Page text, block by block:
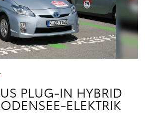
PLUG-IN HYBRID
ELEKTRIK